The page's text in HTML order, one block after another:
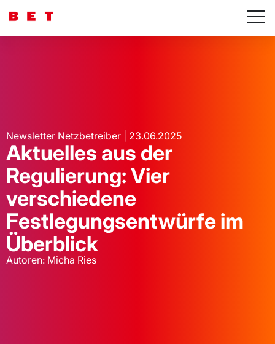
Newsletter Netzbetreiber | 23.06.2025
Aktuelles aus der
Regulierung: Vier
verschiedene
Festlegungsentwürfe im
Überblick
Autoren: Micha Ries